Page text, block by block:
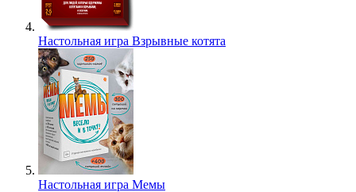
Настольная игра Взрывные котята
Настольная игра Мемы